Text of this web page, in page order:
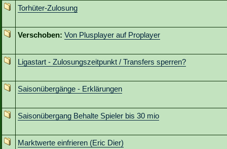
Torhüter-Zulosung
Verschoben: Von Plusplayer auf Proplayer
Ligastart - Zulosungszeitpunkt / Transfers sperren?
Saisonübergänge - Erklärungen
Saisonübergang Behalte Spieler bis 30 mio
Marktwerte einfrieren (Eric Dier)